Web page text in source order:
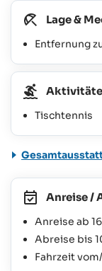
Lage &
Entfernung
Tischtennis
Anreise /
Anreise ab
Abreise bis
Fahrzeit